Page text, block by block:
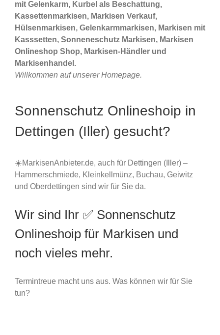
mit Gelenkarm, Kurbel als Beschattung,
Kassettenmarkisen, Markisen Verkauf,
Hülsenmarkisen, Gelenkarmmarkisen, Markisen mit
Kasssetten, Sonneneschutz Markisen, Markisen
Onlineshop Shop, Markisen-Händler und
Markisenhandel.
Willkommen auf unserer Homepage.
Sonnenschutz Onlineshoip in
Dettingen (Iller) gesucht?
☀️MarkisenAnbieter.de, auch für Dettingen (Iller) –
Hammerschmiede, Kleinkellmünz, Buchau, Geiwitz
und Oberdettingen sind wir für Sie da.
Wir sind Ihr ✅ Sonnenschutz
Onlineshoip für Markisen und
noch vieles mehr.
Termintreue macht uns aus. Was können wir für Sie
tun?